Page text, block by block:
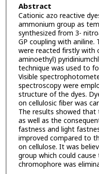
Abstract
Cationic azo reactive
ammonium group as
synthesized from 3-
GP coupling with
were reacted firstly with
aminoethyl)
technique was used to
Visible
spectroscopy were
structure of the dyes.
on cellulosic fiber was
The results showed
as well as the
fastness and light
improved compared to
on cellulose. It was
group which could
chromophore was